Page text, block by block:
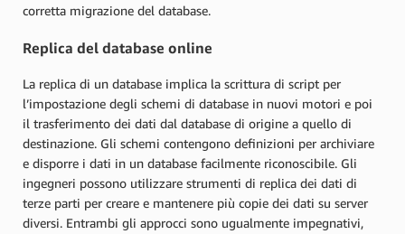
corretta migrazione del database.
Replica del database online
La replica di un database implica la scrittura di script per
l’impostazione degli schemi di database in nuovi motori e poi
il trasferimento dei dati dal database di origine a quello di
destinazione. Gli schemi contengono definizioni per archiviare
e disporre i dati in un database facilmente riconoscibile. Gli
ingegneri possono utilizzare strumenti di replica dei dati di
terze parti per creare e mantenere più copie dei dati su server
diversi. Entrambi gli approcci sono ugualmente impegnativi,